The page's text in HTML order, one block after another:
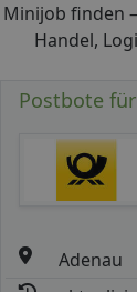
Minijob finden
Handel,
Postbote
Adenau